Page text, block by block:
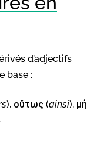
d’adjectifs
base :
), οὕτως (ainsi), μή